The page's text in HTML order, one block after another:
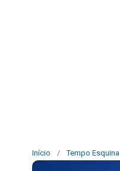
Início / Tempo Esquina